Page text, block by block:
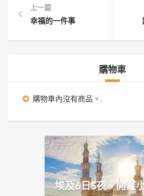
上一篇
幸福的一件事
購物車
購物車內沒有商品。.
埃及6日5夜 • 開羅